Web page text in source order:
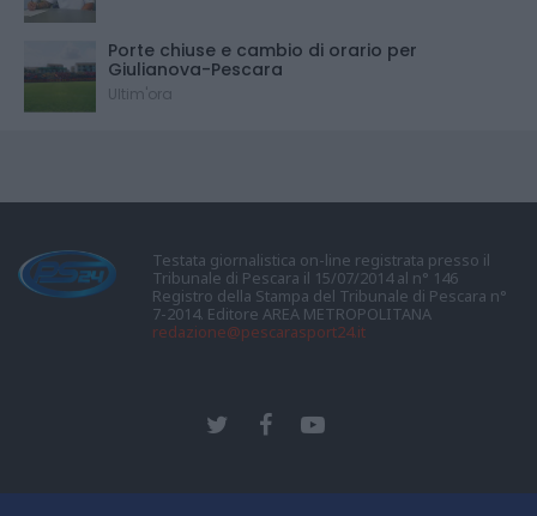
Porte chiuse e cambio di orario per
Giulianova-Pescara
Ultim'ora
Testata giornalistica on-line registrata presso il
Tribunale di Pescara il 15/07/2014 al n° 146
Registro della Stampa del Tribunale di Pescara n°
7-2014. Editore AREA METROPOLITANA
redazione@pescarasport24.it